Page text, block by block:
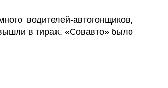
водителей-автогонщиков,
в тираж. «Совавто» было